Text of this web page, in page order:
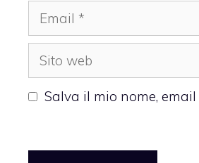
Email
Sito
web
Salva il mio nome,